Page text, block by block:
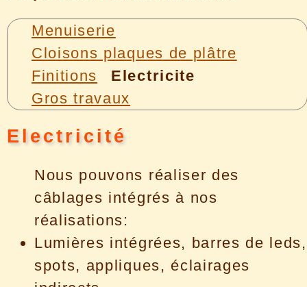
Menuiserie
Cloisons plaques de plâtre
Finitions
Electricite
Gros travaux
Electricité
Nous pouvons réaliser des
câblages intégrés à nos
réalisations:
Lumières intégrées, barres de leds,
spots, appliques, éclairages